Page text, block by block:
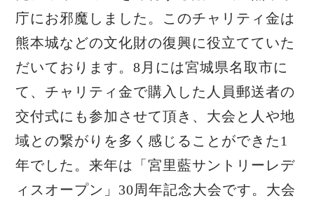
庁にお邪魔しました。このチャリティ金は
熊本城などの文化財の復興に役立てていた
だいております。8月には宮城県名取市に
て、チャリティ金で購入した人員郵送者の
交付式にも参加させて頂き、大会と人や地
域との繋がりを多く感じることができた1
年でした。来年は「宮里藍サントリーレデ
ィスオープン」30周年記念大会です。大会